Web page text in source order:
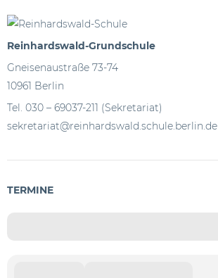
Reinhardswald-Grundschule
Gneisenaustraße 73-74
10961 Berlin
Tel. 030 – 69037-211 (Sekretariat)
sekretariat@reinhardswald.schule.berlin.de
TERMINE